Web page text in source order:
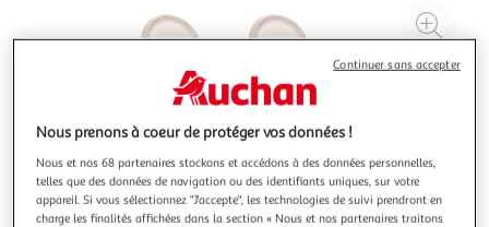
rubrique
à
Nous prenons à coeur de protéger vos données !
Nous et nos 68 partenaires stockons et accédons à des données personnelles,
telles que des données de navigation ou des identifiants uniques, sur votre
appareil. Si vous sélectionnez "J'accepte", les technologies de suivi prendront en
charge les finalités affichées dans la section « Nous et nos partenaires traitons
Continuer sans accepter